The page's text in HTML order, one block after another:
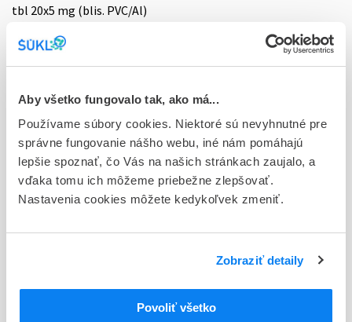
Aby všetko fungovalo tak, ako má...
Používame súbory cookies. Niektoré sú nevyhnutné pre
správne fungovanie nášho webu, iné nám pomáhajú
lepšie spoznať, čo Vás na našich stránkach zaujalo, a
vďaka tomu ich môžeme priebežne zlepšovať.
Nastavenia cookies môžete kedykoľvek zmeniť.
Zobraziť detaily
Povoliť všetko
tbl 20x5 mg (blis. PVC/Al)
Stav
D - Registrácia bez obmedzenia platnosti
Typ registračnej procedúry
Národná
Držiteľ, krajina
Zentiva, k.s., Česká republika
Indikačná skupina
H
INZULÍNOV